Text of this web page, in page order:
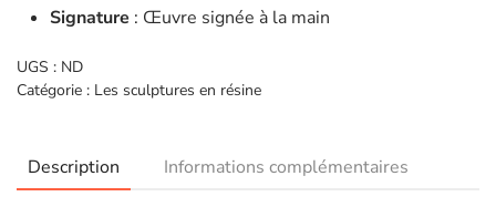
Signature : Œuvre signée à la main
UGS : ND
Catégorie : Les sculptures en résine
Description Informations complémentaires